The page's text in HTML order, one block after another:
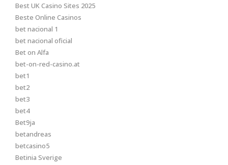
Best UK Casino Sites 2025
Beste Online Casinos
bet nacional 1
bet nacional oficial
Bet on Alfa
bet-on-red-casino.at
bet1
bet2
bet3
bet4
Bet9ja
betandreas
betcasino5
Betinia Sverige